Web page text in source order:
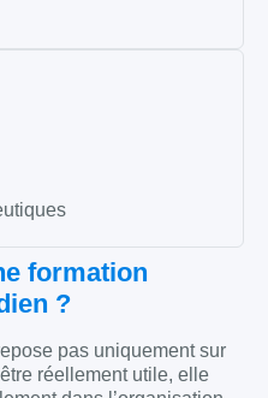
formation
?
pas uniquement sur
réellement utile, elle